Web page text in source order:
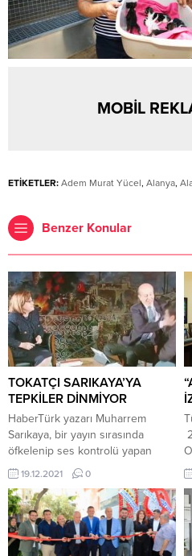
MOBİL
ETİKETLER: Adem Murat Yücel, Alanya,
Benzer Konular
TOKATÇI SARIKAYA’YA
TEPKİLER DİNMİYOR
HaberTürk yazarı Muharrem
Sarıkaya, bir yayın sırasında
öfkelenip ses kontrolü yapan
genç çalışana tokat attı.
Ciner Medya Grubu’nun Ankara
Temsilciliğini de yapan
Sarıkaya’nın o anlarını gazeteci
Talat Atilla Twitter’dan paylaştı.
Medyaya yansıyan bilgilere göre
19.12.2021 0